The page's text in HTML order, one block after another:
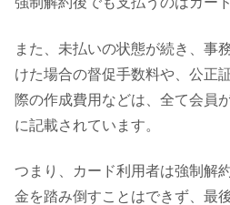
また、未払いの状態が続き、事
けた場合の督促手数料や、公正
際の作成費用などは、全て会員
に記載されています。
つまり、カード利用者は強制解
金を踏み倒すことはできず、最